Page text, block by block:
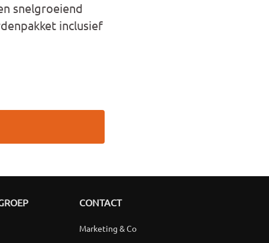
snelgroeiend
inclusief
CONTACT
Marketing & Co